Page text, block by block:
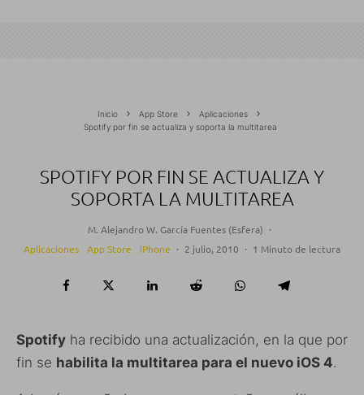
Inicio App Store
Aplicaciones
Spotify por fin se actualiza y soporta la multitarea
SPOTIFY POR FIN SE ACTUALIZA Y
SOPORTA LA MULTITAREA
M. Alejandro W. García Fuentes (Esfera) ·
Aplicaciones
App Store iPhone · 2 julio, 2010 · 1 Minuto de lectura
Spotify ha recibido una actualización, en la que por
fin se habilita la multitarea para el nuevo iOS 4.